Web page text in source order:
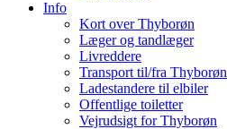
Info
Kort over Thyborøn
Læger og tandlæger
Livreddere
Transport til/fra Thyborøn
Ladestandere til elbiler
Offentlige toiletter
Vejrudsigt for Thyborøn